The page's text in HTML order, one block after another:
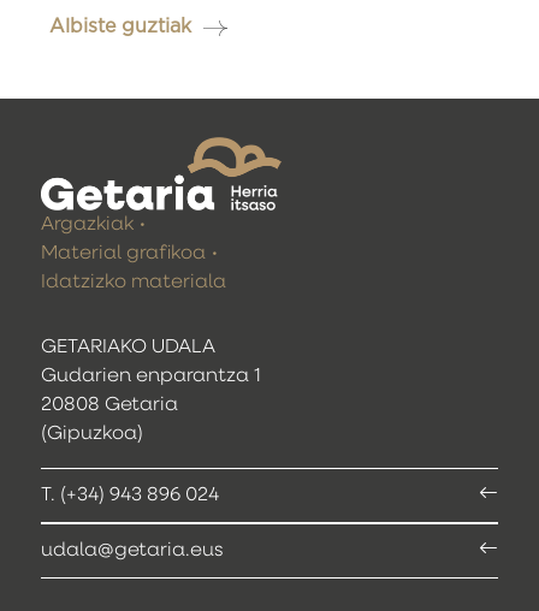
Albiste guztiak
GETARIAKO UDALA
Gudarien enparantza 1
20808 Getaria
(Gipuzkoa)
T. (+34) 943 896 024
udala@getaria.eus
Argazkiak
Material grafikoa
Idatzizko materiala